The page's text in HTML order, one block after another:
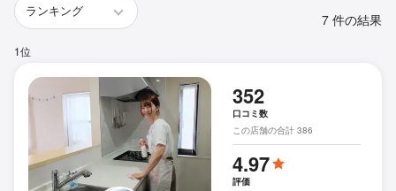
7 件の結果
1位
352
口コミ数
この店舗の合計 386
4.97
評価